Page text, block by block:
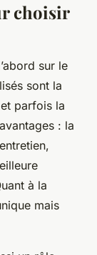
choisir
sur le
sont la
parfois la
: la
à la
mais